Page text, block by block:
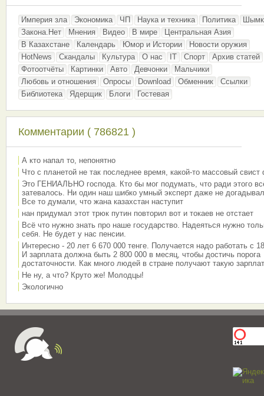
Империя зла Экономика ЧП Наука и техника Политика
Закона.Нет
Мнения Видео В мире
Центральная Азия
В Казахстане
Календарь Юмор и Истории
Новости оружия
HotNews
Скандалы Культура О нас IT Спорт
Архив статей
Фотоотчёты
Картинки Авто Девчонки
Мальчики
Любовь и отношения
Опросы Download Обменник
Ссылки
Библиотека
Ядерщик Блоги Гостевая
Комментарии ( 786821 )
А кто напал то, непонятно
Что с планетой не так последнее время, какой-то массовый свист
Это ГЕНИАЛЬНО господа. Кто бы мог подумать, что ради этого
затевалось. Ни один наш шибко умный эксперт даже не
Все то думали, что жана казахстан наступит
нан придумал этот трюк путин повторил вот и токаев не отстает
Всё что нужно знать про наше государство. Надеяться нужно
себя. Не будет у нас пенсии.
Интересно - 20 лет 6 670 000 тенге. Получается надо работать с
И зарплата должна быть 2 800 000 в месяц, чтобы достичь порога
достаточности. Как много людей в стране получают такую
Не ну, а что? Круто же! Молодцы!
Экологично